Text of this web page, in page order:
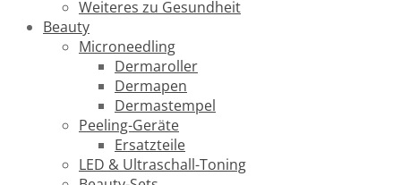
Weiteres zu Gesundheit
Beauty
Microneedling
Dermaroller
Dermapen
Dermastempel
Peeling-Geräte
Ersatzteile
LED & Ultraschall-Toning